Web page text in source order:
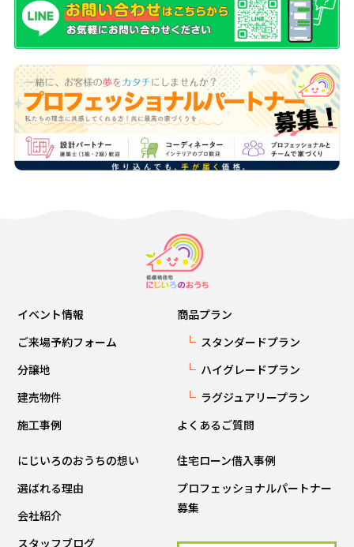
イベント情報
ご来場予約フォーム
分譲地
建売物件
施工事例
商品プラン
スタンダードプラン
ハイグレードプラン
ラグジュアリープラン
よくあるご質問
にじいろのおうちの想い
選ばれる理由
会社紹介
スタッフブログ
住宅ローン借入事例
プロフェッショナルパートナー
募集